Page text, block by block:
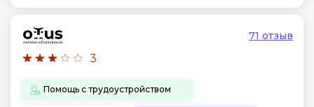
3
71 отзыв
Помощь с трудоустройством